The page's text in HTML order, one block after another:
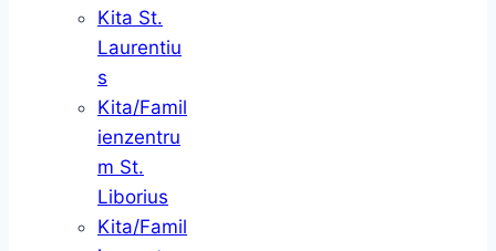
Kita St.
Laurentiu
s
Kita/Famil
ienzentru
m St.
Liborius
Kita/Famil